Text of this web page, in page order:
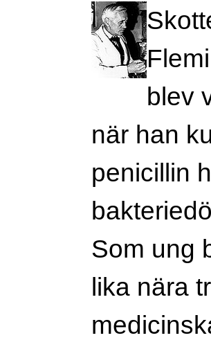
blev
när han
penicillin
Som ung
lika nära